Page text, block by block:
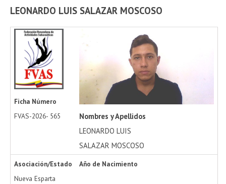
LEONARDO LUIS SALAZAR MOSCOSO
Ficha Número
FVAS-2026- 565
Nombres y Apellidos
LEONARDO LUIS
SALAZAR MOSCOSO
Asociación/Estado
Nueva Esparta
Año de Nacimiento